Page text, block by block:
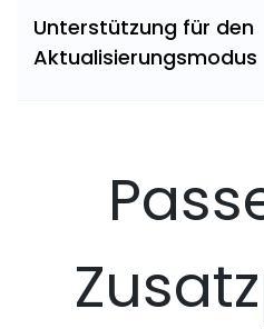
Unterstützung für den
Aktualisierungsmodus